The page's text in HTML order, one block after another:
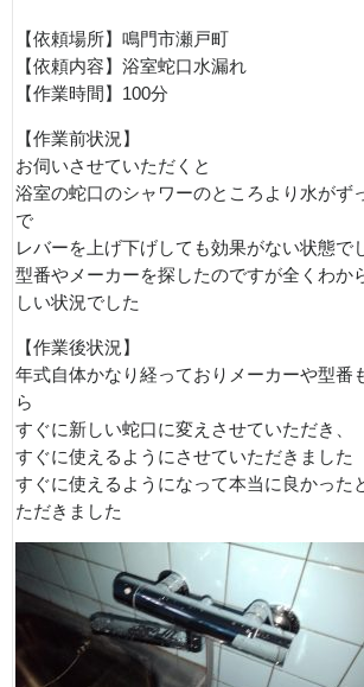
【依頼場所】鳴門市瀬戸町
【依頼内容】浴室蛇口水漏れ
【作業時間】100分
【作業前状況】
お伺いさせていただくと
浴室の蛇口のシャワーのところより水がず
で
レバーを上げ下げしても効果がない状態で
型番やメーカーを探したのですが全くわか
しい状況でした
【作業後状況】
年式自体かなり経っておりメーカーや型番
ら
すぐに新しい蛇口に変えさせていただき、
すぐに使えるようにさせていただきました
すぐに使えるようになって本当に良かった
ただきました